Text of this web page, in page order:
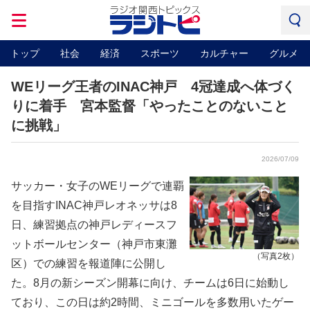
トップ 社会 経済 スポーツ カルチャー グルメ
WEリーグ王者のINAC神戸 4冠達成へ体づく
りに着手 宮本監督「やったことのないこと
に挑戦」
2026/07/09
（写真2枚）
サッカー・女子のWEリーグで連覇
を目指すINAC神戸レオネッサは8
日、練習拠点の神戸レディースフ
ットボールセンター（神戸市東灘
区）での練習を報道陣に公開し
た。8月の新シーズン開幕に向け、チームは6日に始動し
ており、この日は約2時間、ミニゴールを多数用いたゲー